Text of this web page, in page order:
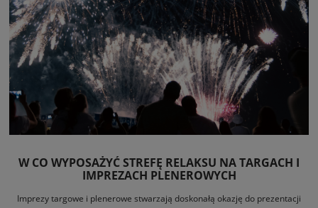
W CO WYPOSAŻYĆ STREFĘ RELAKSU NA TARGACH I
IMPREZACH PLENEROWYCH
Imprezy targowe i plenerowe stwarzają doskonałą okazję do prezentacji